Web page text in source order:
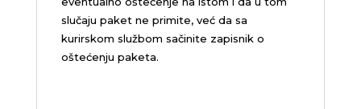
slučaju paket ne primite, već da sa
kurirskom službom sačinite zapisnik o
oštećenju paketa.